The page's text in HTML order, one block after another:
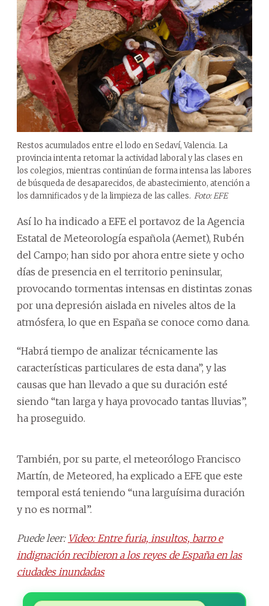
Restos acumulados entre el lodo en Sedaví, Valencia. La
provincia intenta retomar la actividad laboral y las clases en
los colegios, mientras continúan de forma intensa las labores
de búsqueda de desaparecidos, de abastecimiento, atención a
los damnificados y de la limpieza de las calles. Foto: EFE
Así lo ha indicado a EFE el portavoz de la Agencia
Estatal de Meteorología española (Aemet), Rubén
del Campo; han sido por ahora entre siete y ocho
días de presencia en el territorio peninsular,
provocando tormentas intensas en distintas zonas
por una depresión aislada en niveles altos de la
atmósfera, lo que en España se conoce como dana.
“Habrá tiempo de analizar técnicamente las
características particulares de esta dana”, y las
causas que han llevado a que su duración esté
siendo “tan larga y haya provocado tantas lluvias”,
ha proseguido.
También, por su parte, el meteorólogo Francisco
Martín, de Meteored, ha explicado a EFE que este
temporal está teniendo “una larguísima duración
y no es normal”.
Puede leer: Video: Entre furia, insultos, barro e
indignación recibieron a los reyes de España en las
ciudades inundadas